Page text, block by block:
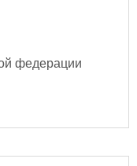
федерации